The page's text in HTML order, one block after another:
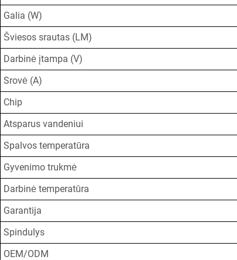
Galia (W)
Šviesos srautas (LM)
Darbinė įtampa (V)
Srovė (A)
Chip
Atsparus vandeniui
Spalvos temperatūra
Gyvenimo trukmė
Darbinė temperatūra
Garantija
Spindulys
OEM/ODM